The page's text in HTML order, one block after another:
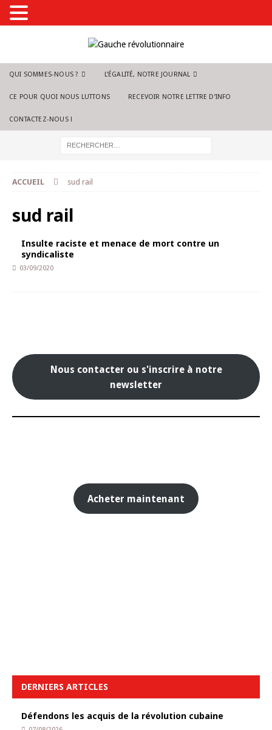
QUI SOMMES-NOUS ? L’ÉGALITÉ, NOTRE JOURNAL
CE POUR QUOI NOUS LUTTONS RECEVOIR NOTRE LETTRE D’INFO
CONTACTEZ-NOUS !
ACCUEIL sud rail
sud rail
Insulte raciste et menace de mort contre un
syndicaliste
03/09/2020
Nous contacter ou s'inscrire à notre
newsletter
Acheter maintenant
DERNIERS ARTICLES
Défendons les acquis de la révolution cubaine